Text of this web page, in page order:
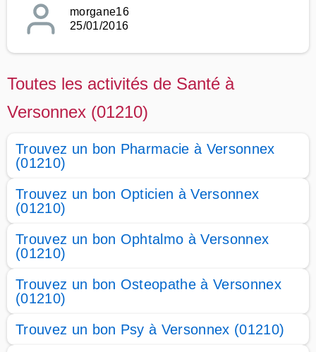
morgane16
25/01/2016
Toutes les activités de Santé à
Versonnex (01210)
Trouvez un bon Pharmacie à Versonnex
(01210)
Trouvez un bon Opticien à Versonnex
(01210)
Trouvez un bon Ophtalmo à Versonnex
(01210)
Trouvez un bon Osteopathe à Versonnex
(01210)
Trouvez un bon Psy à Versonnex (01210)